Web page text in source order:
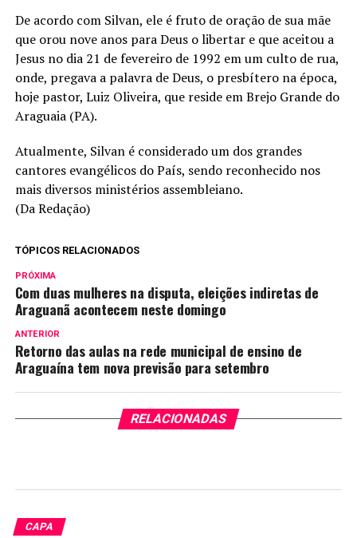
De acordo com Silvan, ele é fruto de oração de sua mãe
que orou nove anos para Deus o libertar e que aceitou a
Jesus no dia 21 de fevereiro de 1992 em um culto de rua,
onde, pregava a palavra de Deus, o presbítero na época,
hoje pastor, Luiz Oliveira, que reside em Brejo Grande do
Araguaia (PA).
Atualmente, Silvan é considerado um dos grandes
cantores evangélicos do País, sendo reconhecido nos
mais diversos ministérios assembleiano.
(Da Redação)
TÓPICOS RELACIONADOS
PRÓXIMA
Com duas mulheres na disputa, eleições indiretas de
Araguanã acontecem neste domingo
ANTERIOR
Retorno das aulas na rede municipal de ensino de
Araguaína tem nova previsão para setembro
RELACIONADAS
CAPA